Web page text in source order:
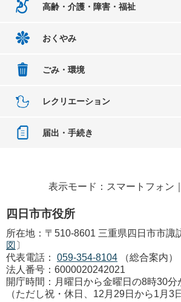
高齢・介護・障害・福祉
おくやみ
ごみ・環境
レクリエーション
届出・手続き
表示モード：スマートフォン｜
四日市市役所
所在地：〒510-8601 三重県四日市市諏
図 〕
代表電話：
059-354-8104
（総合案内）
法人番号：6000020242021
開庁時間：月曜日から金曜日の8時30
（ただし祝・休日、12月29日から1月3